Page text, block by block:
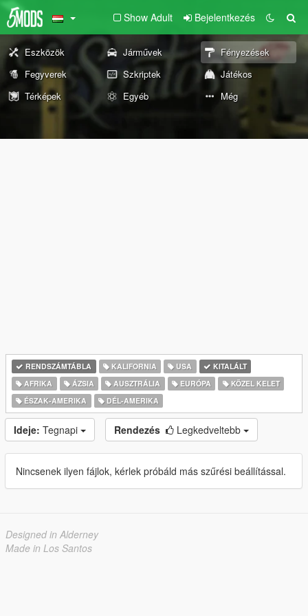
Show Adult Bejelentkezés
Eszközök Járművek
Fényezések
Fegyverek
Szkriptek
Játékos
Térképek
Egyéb Még
RENDSZÁMTÁBLA KALIFORNIA USA
KITALÁLT
AFRIKA
ÁZSIA AUSZTRÁLIA EURÓPA
KÖZEL KELET
ÉSZAK-AMERIKA
DÉL-AMERIKA
Ideje: Tegnapi Rendezés Legkedveltebb
Nincsenek ilyen fájlok, kérlek próbáld más szűrési beállítással.
Designed in Alderney
Made in Los Santos